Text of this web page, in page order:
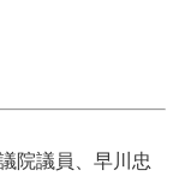
院議員、早川忠